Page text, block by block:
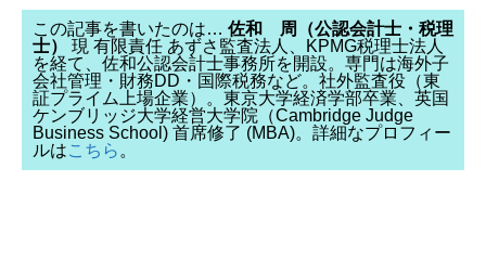
この記事を書いたのは… 佐和 周（公認会計士・税理
士）
現 有限責任 あずさ監査法人、KPMG税理士法人
を経て、佐和公認会計士事務所を開設。専門は海外子
会社管理・財務DD・国際税務など。社外監査役（東
証プライム上場企業）。東京大学経済学部卒業、英国
ケンブリッジ大学経営大学院（Cambridge Judge
Business School) 首席修了 (MBA)。詳細なプロフィー
ルはこちら。